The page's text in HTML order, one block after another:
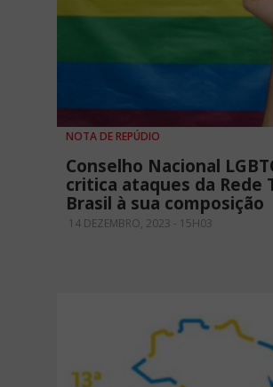
NOTA DE REPÚDIO
Conselho Nacional
critica ataques da Rede
Brasil à sua composição
14 DEZEMBRO, 2023 - 15H03